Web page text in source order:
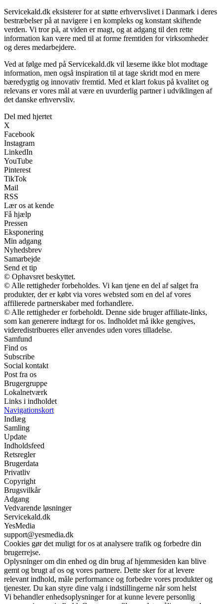
Servicekald.dk eksisterer for at støtte erhvervslivet i Danmark i deres
bestræbelser på at navigere i en kompleks og konstant skiftende
verden. Vi tror på, at viden er magt, og at adgang til den rette
information kan være med til at forme fremtiden for virksomheder
og deres medarbejdere.
Ved at følge med på Servicekald.dk vil læserne ikke blot modtage
information, men også inspiration til at tage skridt mod en mere
bæredygtig og innovativ fremtid. Med et klart fokus på kvalitet og
relevans er vores mål at være en uvurderlig partner i udviklingen af
det danske erhvervsliv.
Del med hjertet
X
Facebook
Instagram
LinkedIn
YouTube
Pinterest
TikTok
Mail
RSS
Lær os at kende
Få hjælp
Pressen
Eksponering
Min adgang
Nyhedsbrev
Samarbejde
Send et tip
© Ophavsret beskyttet.
© Alle rettigheder forbeholdes. Vi kan tjene en del af salget fra
produkter, der er købt via vores websted som en del af vores
affilierede partnerskaber med forhandlere.
© Alle rettigheder er forbeholdt. Denne side bruger affiliate-links,
som kan generere indtægt for os. Indholdet må ikke gengives,
videredistribueres eller anvendes uden vores tilladelse.
Samfund
Find os
Subscribe
Social kontakt
Post fra os
Brugergruppe
Lokalnetværk
Links i indholdet
Navigationskort
Indlæg
Samling
Update
Indholdsfeed
Retsregler
Brugerdata
Privatliv
Copyright
Brugsvilkår
Adgang
Vedvarende løsninger
Servicekald.dk
YesMedia
support@yesmedia.dk
Cookies gør det muligt for os at analysere trafik og forbedre din
brugerrejse.
Oplysninger om din enhed og din brug af hjemmesiden kan blive
gemt og brugt af os og vores partnere. Dette sker for at levere
relevant indhold, måle performance og forbedre vores produkter og
tjenester. Du kan styre dine valg i indstillingerne når som helst
Vi behandler enhedsoplysninger for at kunne levere personlig